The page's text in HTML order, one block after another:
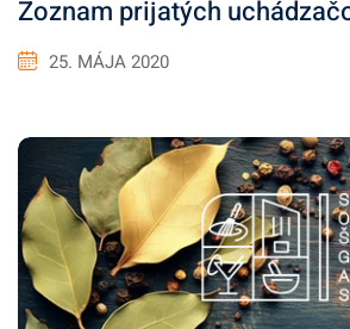
Zoznam prijatých
25. MÁJA 2020